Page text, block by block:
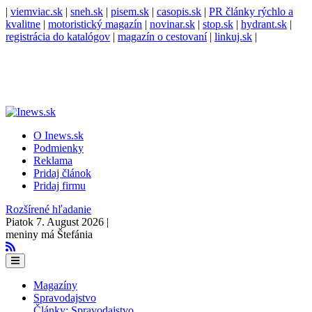
| viemviac.sk | sneh.sk | pisem.sk | casopis.sk | PR články rýchlo a
kvalitne | motoristický magazín | novinar.sk | stop.sk | hydrant.sk |
registrácia do katalógov | magazín o cestovaní| linkuj.sk |
O Inews.sk
Podmienky
Reklama
Pridaj článok
Pridaj firmu
Rozšírené hľadanie
Piatok 7. August 2026 |
meniny má Štefánia
Magazíny
Spravodajstvo